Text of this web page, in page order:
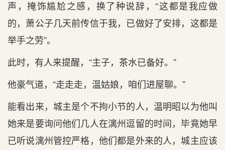
声，掩饰尴尬之感，换了种说辞，“这都是我应做
的，萧公子几天前传信于我，已做好了安排，这都是
举手之劳”。
此时，有人来提醒，“主子，茶水已备好。”
他豪气道，“走走走，温姑娘，咱们进屋聊。”
能看出来，城主是个不拘小节的人，温明昭以为他叫
她来是要询问他们几人在漓州逗留的时间，毕竟她早
已听说漓州管控严格，他们都是外来的人，城主应该